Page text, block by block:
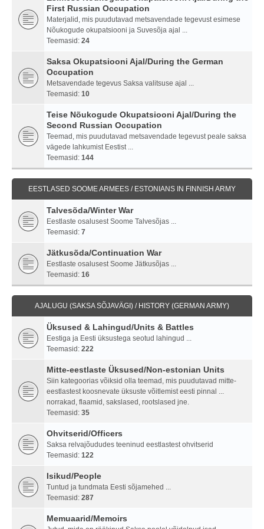
First Russian Occupation
Materjalid, mis puudutavad metsavendade tegevust esimese
Nõukogude okupatsiooni ja Suvesõja ajal ...
Teemasid: 24
Saksa Okupatsiooni Ajal/During the German
Occupation
Metsavendade tegevus Saksa valitsuse ajal ...
Teemasid: 10
Teise Nõukogude Okupatsiooni Ajal/During the
Second Russian Occupation
Teemad, mis puudutavad metsavendade tegevust peale saksa
vägede lahkumist Eestist ...
Teemasid: 144
EESTLASED SOOME ARMEES / ESTONIANS IN FINNISH ARMY
Talvesõda/Winter War
Eestlaste osalusest Soome Talvesõjas ...
Teemasid: 7
Jätkusõda/Continuation War
Eestlaste osalusest Soome Jätkusõjas ...
Teemasid: 16
AJALUGU (SAKSA SÕJAVÄGI) / HISTORY (GERMAN ARMY)
Üksused & Lahingud/Units & Battles
Eestiga ja Eesti üksustega seotud lahingud ...
Teemasid: 222
Mitte-eestlaste Üksused/Non-estonian Units
Siin kategoorias võiksid olla teemad, mis puudutavad mitte-
eestlastest koosnevate üksuste võitlemist eesti pinnal ...
norrakad, flaamid, sakslased, rootslased jne.
Teemasid: 35
Ohvitserid/Officers
Saksa relvajõududes teeninud eestlastest ohvitserid
Teemasid: 122
Isikud/People
Tuntud ja tundmata Eesti sõjamehed ...
Teemasid: 287
Memuaarid/Memoirs